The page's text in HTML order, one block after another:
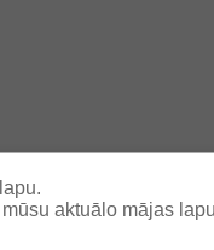
aktuālo mājas